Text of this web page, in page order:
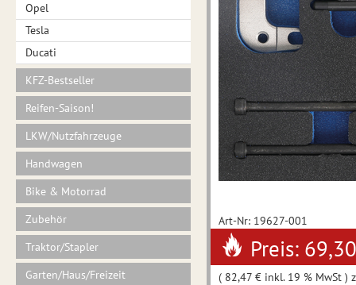
Opel
Tesla
Ducati
KFZ-Bestseller
Reifen-Saison!
LKW/Nutzfahrzeuge
Handwagen
Bike & Motorrad
Zubehör
Traktor/Stapler
Garten/Haus/Freizeit
Art-Nr: 19627-001
Preis:
( 82,47 € inkl. 19 % MwSt )